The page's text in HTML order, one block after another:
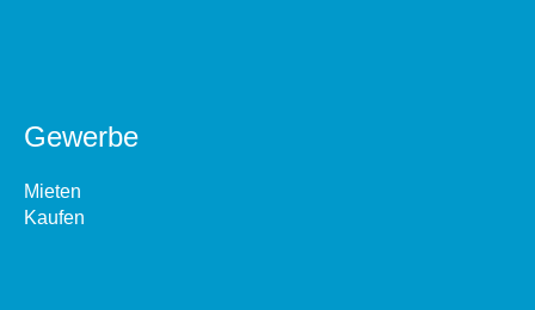
Gewerbe
Mieten
Kaufen